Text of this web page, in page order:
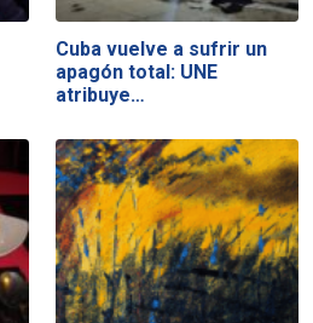
Cuba vuelve a sufrir un
apagón total: UNE
atribuye…